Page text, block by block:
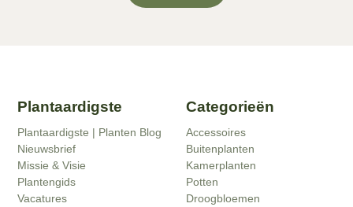
Plantaardigste
Plantaardigste | Planten Blog
Nieuwsbrief
Missie & Visie
Plantengids
Vacatures
Categorieën
Accessoires
Buitenplanten
Kamerplanten
Potten
Droogbloemen